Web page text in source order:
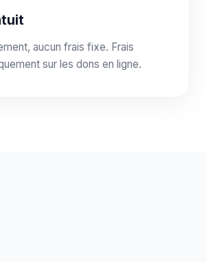
aucun frais fixe. Frais
sur les dons en ligne.